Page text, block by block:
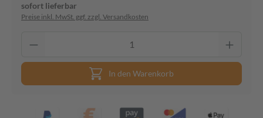
sofort lieferbar
Preise inkl. MwSt. ggf. zzgl. Versandkosten
In den Warenkorb